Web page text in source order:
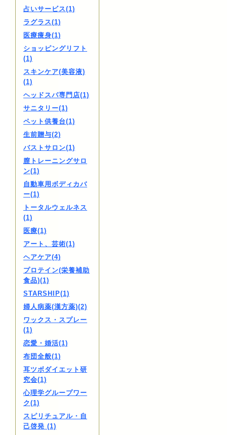
占いサービス(1)
ラグラス(1)
医療痩身(1)
ショッピングリフト
(1)
スキンケア(美容液)
(1)
ヘッドスパ専門店(1)
サニタリー(1)
ペット供養台(1)
生前贈与(2)
バストサロン(1)
膣トレーニングサロ
ン(1)
自動車用ボディカバ
ー(1)
トータルウェルネス
(1)
医療(1)
アート、芸術(1)
ヘアケア(4)
プロテイン(栄養補助
食品)(1)
STARSHIP(1)
婦人病薬(漢方薬)(2)
ワックス・スプレー
(1)
恋愛・婚活(1)
布団全般(1)
耳ツボダイエット研
究会(1)
心理学グループワー
ク(1)
スピリチュアル・自
己啓発 (1)